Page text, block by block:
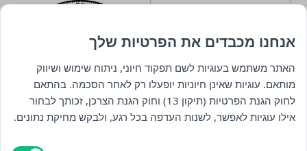
ניווט
אנחנו מכבדים את הפרטיות שלך
האתר משתמש בעוגיות לשם תפקוד חיוני, ניתוח שימוש ושיווק
מותאם. עוגיות שאינן חיוניות יופעלו רק לאחר הסכמה. בהתאם
לחוק הגנת הפרטיות (תיקון 13) וחוק הגנת הצרכן, זכותך לבחור
אילו עוגיות לאפשר, לשנות העדפה בכל רגע, ולבקש מחיקת נתונים.